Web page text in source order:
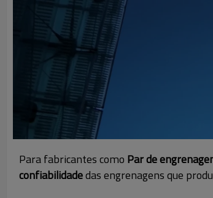
Para fabricantes como Par de
confiabilidadedas engrenagens que